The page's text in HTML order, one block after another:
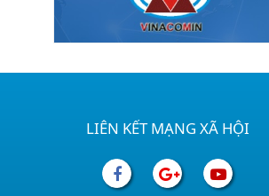
LIÊN KẾT MẠNG XÃ HỘI